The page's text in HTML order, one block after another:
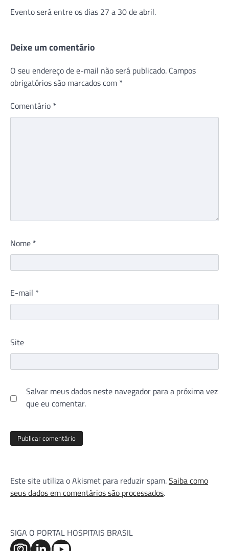
Evento será entre os dias 27 a 30 de abril.
Deixe um comentário
O seu endereço de e-mail não será publicado. Campos
obrigatórios são marcados com *
Comentário *
Nome *
E-mail *
Site
Salvar meus dados neste navegador para a próxima vez
que eu comentar.
Este site utiliza o Akismet para reduzir spam.Saiba como
seus dados em comentários são processados.
SIGA O PORTAL HOSPITAIS BRASIL